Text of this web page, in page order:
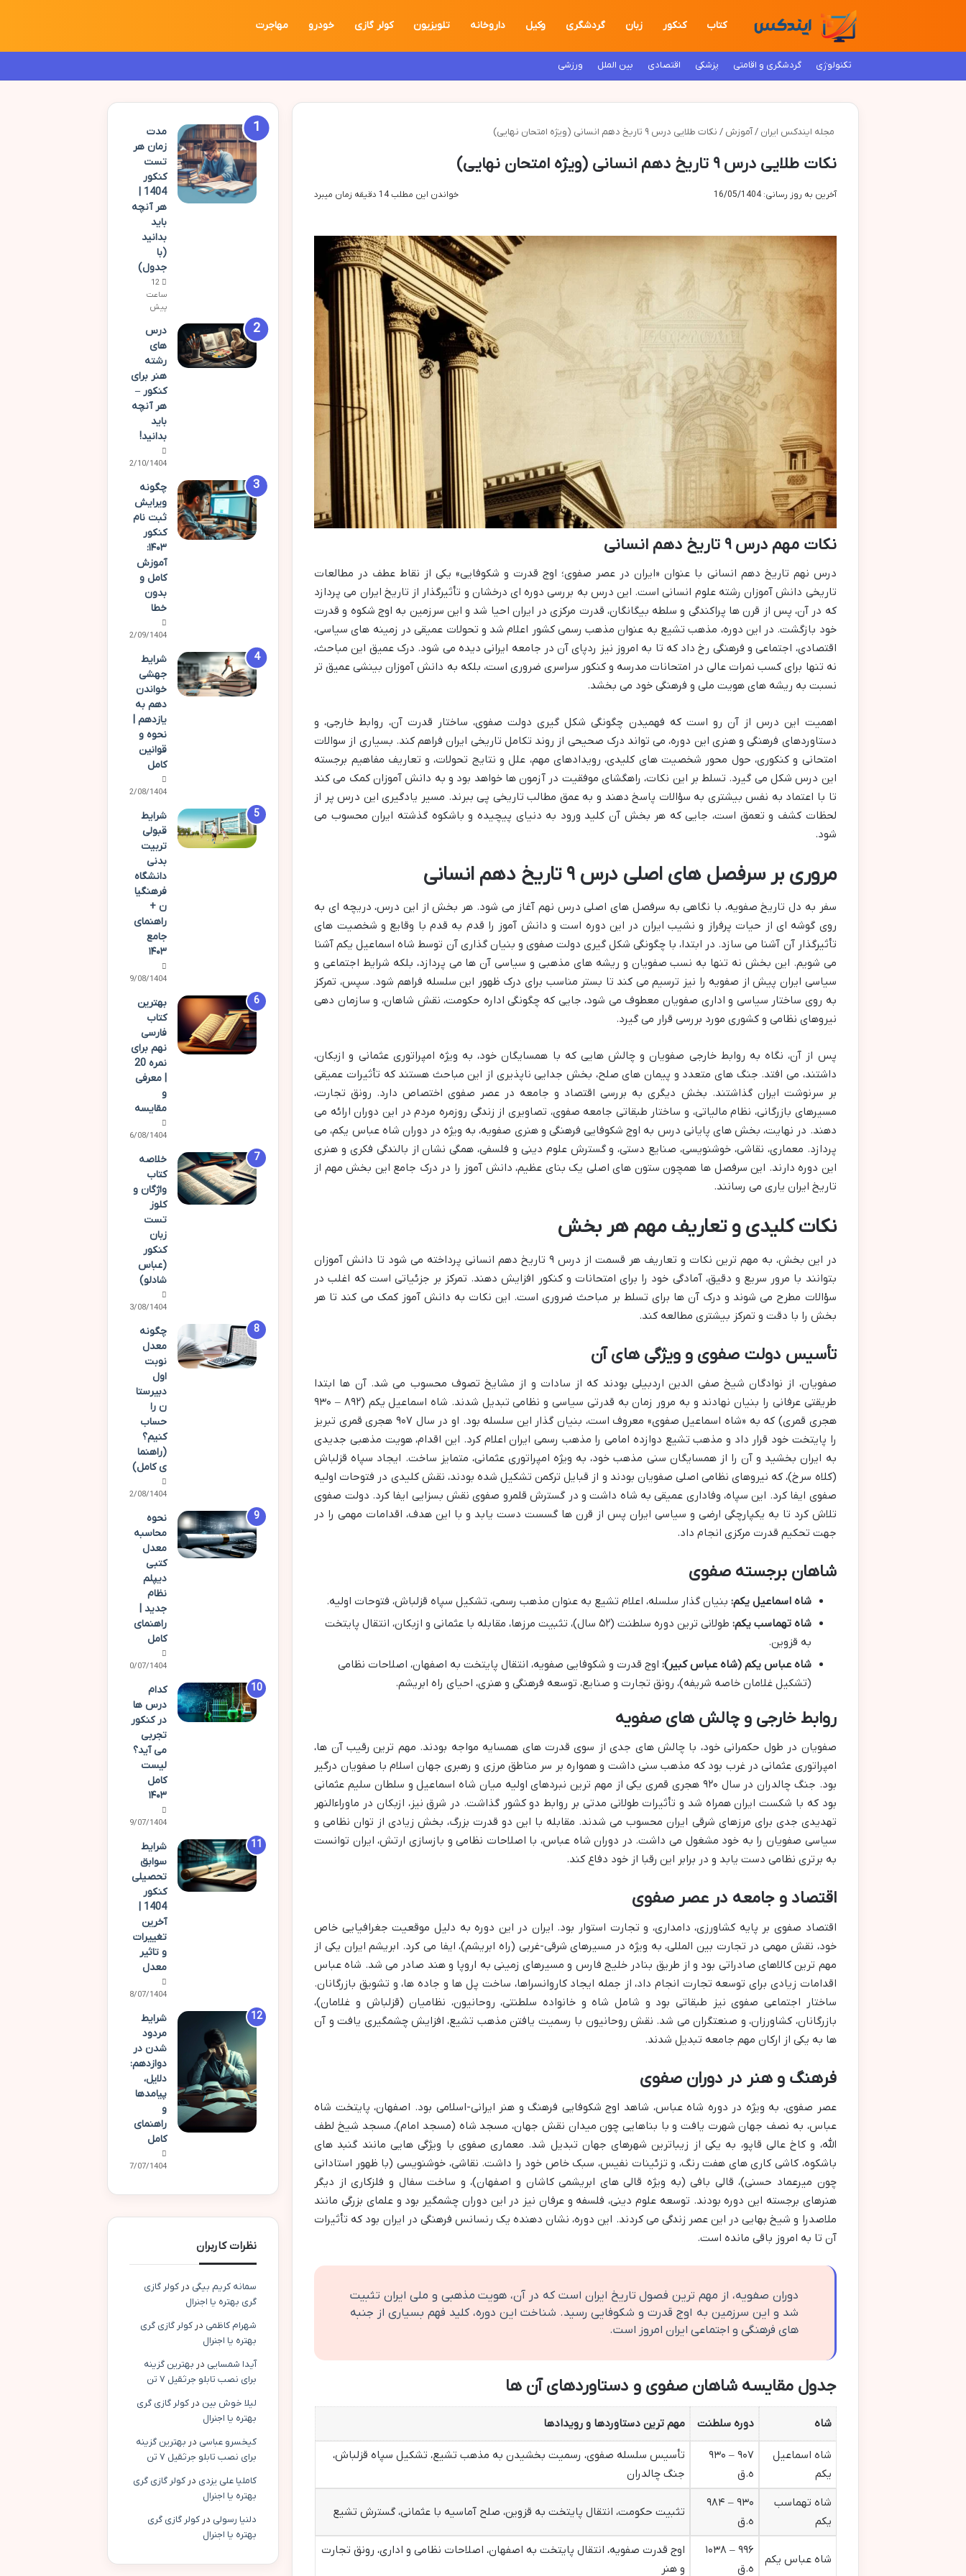
کتاب کنکور زبان گردشگری وکیل داروخانه تلویزیون کولر گازی خودرو مهاجرت
تکنولوژی گردشگری و اقامتی پزشکی اقتصادی بین الملل ورزشی
مجله ایندکس ایران / آموزش / نکات طلایی درس ۹ تاریخ دهم انسانی (ویژه امتحان نهایی)
نکات طلایی درس ۹ تاریخ دهم انسانی (ویژه امتحان نهایی)
آخرین به روز رسانی: 16/05/1404 خواندن این مطلب 14 دقیقه زمان میبرد
نکات مهم درس ۹ تاریخ دهم انسانی
درس نهم تاریخ دهم انسانی با عنوان «ایران در عصر صفوی؛ اوج قدرت و شکوفایی» یکی از نقاط عطف در مطالعات
تاریخی دانش آموزان رشته علوم انسانی است. این درس به بررسی دوره ای درخشان و تأثیرگذار از تاریخ ایران می پردازد
که در آن، پس از قرن ها پراکندگی و سلطه بیگانگان، قدرت مرکزی در ایران احیا شد و این سرزمین به اوج شکوه و قدرت
خود بازگشت. در این دوره، مذهب تشیع به عنوان مذهب رسمی کشور اعلام شد و تحولات عمیقی در زمینه های سیاسی،
اقتصادی، اجتماعی و فرهنگی رخ داد که تا به امروز نیز ردپای آن در جامعه ایرانی دیده می شود. درک عمیق این مباحث،
نه تنها برای کسب نمرات عالی در امتحانات مدرسه و کنکور سراسری ضروری است، بلکه به دانش آموزان بینشی عمیق تر
نسبت به ریشه های هویت ملی و فرهنگی خود می بخشد.
اهمیت این درس از آن رو است که فهمیدن چگونگی شکل گیری دولت صفوی، ساختار قدرت آن، روابط خارجی، و
دستاوردهای فرهنگی و هنری این دوره، می تواند درک صحیحی از روند تکامل تاریخی ایران فراهم کند. بسیاری از سوالات
امتحانی و کنکوری، حول محور شخصیت های کلیدی، رویدادهای مهم، علل و نتایج تحولات، و تعاریف مفاهیم برجسته
این درس شکل می گیرد. تسلط بر این نکات، راهگشای موفقیت در آزمون ها خواهد بود و به دانش آموزان کمک می کند
تا با اعتماد به نفس بیشتری به سؤالات پاسخ دهند و به عمق مطالب تاریخی پی ببرند. مسیر یادگیری این درس پر از
لحظات کشف و تعمق است، جایی که هر بخش آن کلید ورود به دنیای پیچیده و باشکوه گذشته ایران محسوب می
شود.
مروری بر سرفصل های اصلی درس ۹ تاریخ دهم انسانی
سفر به دل تاریخ صفویه، با نگاهی به سرفصل های اصلی درس نهم آغاز می شود. هر بخش از این درس، دریچه ای به
روی گوشه ای از حیات پرفراز و نشیب ایران در این دوره است و دانش آموز را قدم به قدم با وقایع و شخصیت های
تأثیرگذار آن آشنا می سازد. در ابتدا، با چگونگی شکل گیری دولت صفوی و بنیان گذاری آن توسط شاه اسماعیل یکم آشنا
می شویم. این بخش نه تنها به نسب صفویان و ریشه های مذهبی و سیاسی آن ها می پردازد، بلکه شرایط اجتماعی و
سیاسی ایران پیش از صفویه را نیز ترسیم می کند تا بستر مناسب برای درک ظهور این سلسله فراهم شود. سپس، تمرکز
به روی ساختار سیاسی و اداری صفویان معطوف می شود، جایی که چگونگی اداره حکومت، نقش شاهان، و سازمان دهی
نیروهای نظامی و کشوری مورد بررسی قرار می گیرد.
پس از آن، نگاه به روابط خارجی صفویان و چالش هایی که با همسایگان خود، به ویژه امپراتوری عثمانی و ازبکان،
داشتند، می افتد. جنگ های متعدد و پیمان های صلح، بخش جدایی ناپذیری از این مباحث هستند که تأثیرات عمیقی
بر سرنوشت ایران گذاشتند. بخش دیگری به بررسی اقتصاد و جامعه در عصر صفوی اختصاص دارد. رونق تجارت،
مسیرهای بازرگانی، نظام مالیاتی، و ساختار طبقاتی جامعه صفوی، تصاویری از زندگی روزمره مردم در این دوران ارائه می
دهند. در نهایت، بخش های پایانی درس به اوج شکوفایی فرهنگی و هنری صفویه، به ویژه در دوران شاه عباس یکم، می
پردازد. معماری، نقاشی، خوشنویسی، صنایع دستی، و گسترش علوم دینی و فلسفی، همگی نشان از بالندگی فکری و هنری
این دوره دارند. این سرفصل ها همچون ستون های اصلی یک بنای عظیم، دانش آموز را در درک جامع این بخش مهم از
تاریخ ایران یاری می رسانند.
نکات کلیدی و تعاریف مهم هر بخش
در این بخش، به مهم ترین نکات و تعاریف هر قسمت از درس ۹ تاریخ دهم انسانی پرداخته می شود تا دانش آموزان
بتوانند با مرور سریع و دقیق، آمادگی خود را برای امتحانات و کنکور افزایش دهند. تمرکز بر جزئیاتی است که اغلب در
سؤالات مطرح می شوند و درک آن ها برای تسلط بر مباحث ضروری است. این نکات به دانش آموز کمک می کند تا هر
بخش را با دقت و تمرکز بیشتری مطالعه کند.
تأسیس دولت صفوی و ویژگی های آن
صفویان، از نوادگان شیخ صفی الدین اردبیلی بودند که از سادات و از مشایخ تصوف محسوب می شد. آن ها ابتدا
طریقتی عرفانی را بنیان نهادند و به مرور زمان به قدرتی سیاسی و نظامی تبدیل شدند. شاه اسماعیل یکم (۸۹۲ – ۹۳۰
هجری قمری) که به «شاه اسماعیل صفوی» معروف است، بنیان گذار این سلسله بود. او در سال ۹۰۷ هجری قمری تبریز
را پایتخت خود قرار داد و مذهب تشیع دوازده امامی را مذهب رسمی ایران اعلام کرد. این اقدام، هویت مذهبی جدیدی
به ایران بخشید و آن را از همسایگان سنی مذهب خود، به ویژه امپراتوری عثمانی، متمایز ساخت. ایجاد سپاه قزلباش
(کلاه سرخ)، که نیروهای نظامی اصلی صفویان بودند و از قبایل ترکمن تشکیل شده بودند، نقش کلیدی در فتوحات اولیه
صفوی ایفا کرد. این سپاه، وفاداری عمیقی به شاه داشت و در گسترش قلمرو صفوی نقش بسزایی ایفا کرد. دولت صفوی
تلاش کرد تا به یکپارچگی ارضی و سیاسی ایران پس از قرن ها گسست دست یابد و با این هدف، اقدامات مهمی را در
جهت تحکیم قدرت مرکزی انجام داد.
شاهان برجسته صفوی
شاه اسماعیل یکم: بنیان گذار سلسله، اعلام تشیع به عنوان مذهب رسمی، تشکیل سپاه قزلباش، فتوحات اولیه.
شاه تهماسب یکم:
طولانی ترین دوره سلطنت (۵۲ سال)، تثبیت مرزها، مقابله با عثمانی و ازبکان، انتقال پایتخت
به قزوین.
شاه عباس یکم (شاه عباس کبیر): اوج قدرت و شکوفایی صفویه، انتقال پایتخت به اصفهان، اصلاحات نظامی
(تشکیل غلامان خاصه شریفه)، رونق تجارت و صنایع، توسعه فرهنگی و هنری، احیای راه ابریشم.
روابط خارجی و چالش های صفویه
صفویان در طول حکمرانی خود، با چالش های جدی از سوی قدرت های همسایه مواجه بودند. مهم ترین رقیب آن ها،
امپراتوری عثمانی در غرب بود که مذهب سنی داشت و همواره بر سر مناطق مرزی و رهبری جهان اسلام با صفویان درگیر
بود. جنگ چالدران در سال ۹۲۰ هجری قمری یکی از مهم ترین نبردهای اولیه میان شاه اسماعیل و سلطان سلیم عثمانی
بود که با شکست ایران همراه شد و تأثیرات طولانی مدتی بر روابط دو کشور گذاشت. در شرق نیز، ازبکان در ماوراءالنهر
تهدیدی جدی برای مرزهای شرقی ایران محسوب می شدند. مقابله با این دو قدرت بزرگ، بخش زیادی از توان نظامی و
سیاسی صفویان را به خود مشغول می داشت. در دوران شاه عباس، با اصلاحات نظامی و بازسازی ارتش، ایران توانست
به برتری نظامی دست یابد و در برابر این رقبا از خود دفاع کند.
اقتصاد و جامعه در عصر صفوی
اقتصاد صفوی بر پایه کشاورزی، دامداری، و تجارت استوار بود. ایران در این دوره به دلیل موقعیت جغرافیایی خاص
خود، نقش مهمی در تجارت بین المللی، به ویژه در مسیرهای شرقی-غربی (راه ابریشم)، ایفا می کرد. ابریشم ایران یکی از
مهم ترین کالاهای صادراتی بود و از طریق بنادر خلیج فارس و مسیرهای زمینی به اروپا و هند صادر می شد. شاه عباس
اقدامات زیادی برای توسعه تجارت انجام داد، از جمله ایجاد کاروانسراها، ساخت پل ها و جاده ها، و تشویق بازرگانان.
ساختار اجتماعی صفوی نیز طبقاتی بود و شامل شاه و خانواده سلطنتی، روحانیون، نظامیان (قزلباش و غلامان)،
بازرگانان، کشاورزان، و صنعتگران می شد. نقش روحانیون با رسمیت یافتن مذهب تشیع، افزایش چشمگیری یافت و آن
ها به یکی از ارکان مهم جامعه تبدیل شدند.
فرهنگ و هنر در دوران صفوی
عصر صفوی، به ویژه در دوره شاه عباس، شاهد اوج شکوفایی فرهنگ و هنر ایرانی-اسلامی بود. اصفهان، پایتخت شاه
عباس، به نصف جهان شهرت یافت و با بناهایی چون میدان نقش جهان، مسجد شاه (مسجد امام)، مسجد شیخ لطف
الله، و کاخ عالی قاپو، به یکی از زیباترین شهرهای جهان تبدیل شد. معماری صفوی با ویژگی هایی مانند گنبد های
باشکوه، کاشی کاری های هفت رنگ، و تزئینات نفیس، سبک خاص خود را داشت. نقاشی، خوشنویسی (با ظهور استادانی
چون میرعماد حسنی)، قالی بافی (به ویژه قالی های ابریشمی کاشان و اصفهان)، و ساخت سفال و فلزکاری از دیگر
هنرهای برجسته این دوره بودند. توسعه علوم دینی، فلسفه و عرفان نیز در این دوران چشمگیر بود و علمای بزرگی مانند
ملاصدرا و شیخ بهایی در این عصر زندگی می کردند. این دوره، نشان دهنده یک رنسانس فرهنگی در ایران بود که تأثیرات
آن تا به امروز باقی مانده است.
دوران صفویه، از مهم ترین فصول تاریخ ایران است که در آن، هویت مذهبی و ملی ایران تثبیت
شد و این سرزمین به اوج قدرت و شکوفایی رسید. شناخت این دوره، کلید فهم بسیاری از جنبه
های فرهنگی و اجتماعی ایران امروز است.
جدول مقایسه شاهان صفوی و دستاوردهای آن ها
شاه دوره سلطنت مهم ترین دستاوردها و رویدادها
شاه اسماعیل
یکم
۹۰۷ – ۹۳۰
ه.ق
تأسیس سلسله صفوی، رسمیت بخشیدن به مذهب تشیع، تشکیل سپاه قزلباش،
جنگ چالدران
شاه تهماسب
یکم
۹۳۰ – ۹۸۴
ه.ق
تثبیت حکومت، انتقال پایتخت به قزوین، صلح آماسیه با عثمانی، گسترش تشیع
شاه عباس یکم
۹۹۶ – ۱۰۳۸
ه.ق
اوج قدرت صفویه، انتقال پایتخت به اصفهان، اصلاحات نظامی و اداری، رونق تجارت
و هنر
مدت
زمان هر
تست
کنکور
1404 |
هر آنچه
باید
بدانید
(با
جدول)
12
ساعت
پیش
درس
های
رشته
هنر برای
کنکور –
هر آنچه
باید
بدانید!
02/10/1404
چگونه
ویرایش
ثبت نام
کنکور
۱۴۰۳:
آموزش
کامل و
بدون
خطا
22/09/1404
شرایط
جهشی
خواندن
دهم به
یازدهم |
نحوه و
قوانین
کامل
12/08/1404
شرایط
قبولی
تربیت
بدنی
دانشگاه
فرهنگیا
ن +
راهنمای
جامع
۱۴۰۳
09/08/1404
بهترین
کتاب
فارسی
نهم برای
نمره 20
| معرفی
و
مقایسه
06/08/1404
خلاصه
کتاب
واژگان و
کلوز
تست
زبان
کنکور
(عباس
شادلو)
03/08/1404
چگونه
معدل
نوبت
اول
دبیرستا
ن را
حساب
کنیم؟
(راهنما
ی کامل)
02/08/1404
نحوه
محاسبه
معدل
کتبی
دیپلم
نظام
جدید |
راهنمای
کامل
30/07/1404
کدام
درس ها
در کنکور
تجربی
می آید؟
لیست
کامل
۱۴۰۳
29/07/1404
شرایط
سوابق
تحصیلی
کنکور
1404 |
آخرین
تغییرات
و تاثیر
معدل
28/07/1404
شرایط
مردود
شدن در
دوازدهم:
دلایل،
پیامدها
و
راهنمای
کامل
27/07/1404
نظرات کاربران
سمانه کریم بیگی در کولر گازی
گری بهتره یا اجنرال
شهرام کاظمی در کولر گازی گری
بهتره یا اجنرال
آیدا شمسایی در بهترین گزینه
برای نصب تابلو جرثقیل ۷ تن
لیلا خوش بین در کولر گازی گری
بهتره یا اجنرال
کیخسرو عباسی در بهترین گزینه
برای نصب تابلو جرثقیل ۷ تن
کاملیا علی یزدی در کولر گازی گری
بهتره یا اجنرال
دلنیا رسولی در کولر گازی گری
بهتره یا اجنرال